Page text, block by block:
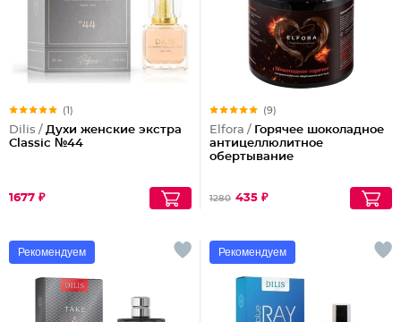
(1)
Dilis / Духи женские экстра
Classic №44
1677 ₽
(9)
Elfora / Горячее шоколадное
антицеллюлитное
обертывание
1280 435 ₽
Рекомендуем Рекомендуем